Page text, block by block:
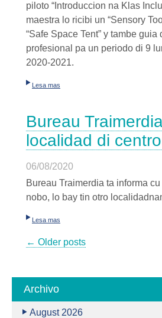
piloto “Introduccion na Klas
maestra lo ricibi un “Sensory
“Safe Space Tent” y tambe guia
profesional pa un periodo di 9
2020-2021.
Lesa mas
Bureau
localidad di
06/08/2020
Bureau Traimerdia ta informa
nobo, lo bay tin otro
Lesa mas
← Older posts
Archivo
August 2026